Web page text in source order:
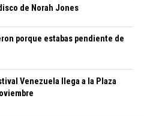
de Norah Jones
porque estabas pendiente de
Venezuela llega a la Plaza